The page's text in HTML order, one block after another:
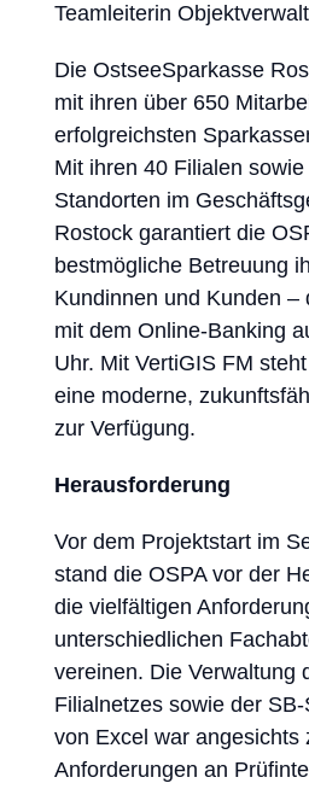
Teamleiterin
Die OstseeSparkasse
mit ihren über 650
erfolgreichsten
Mit ihren 40 Filialen
Standorten im
Rostock garantiert die
bestmögliche Betreuung
Kundinnen und Kunden –
mit dem Online-Banking
Uhr. Mit VertiGIS FM
eine moderne,
zur Verfügung.
Herausforderung
Vor dem Projektstart im
stand die OSPA vor der
die vielfältigen
unterschiedlichen
vereinen. Die Verwaltung
Filialnetzes sowie der
von Excel war angesichts
Anforderungen an